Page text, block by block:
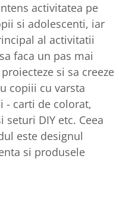
activitatea pe
si adolescenti, iar
al activitatii
faca un pas mai
si sa creeze
copiii cu varsta
- carti de colorat,
DIY etc. Ceea
este designul
si produsele